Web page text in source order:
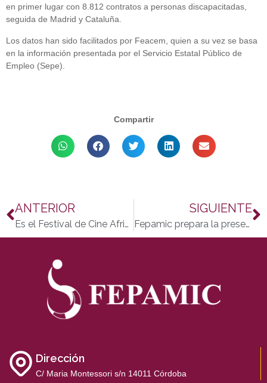
en primer lugar con 8.812 contratos a personas discapacitadas,
seguida de Madrid y Cataluña.
Los datos han sido facilitados por Feacem, quien a su vez se basa
en la información presentada por el Servicio Estatal Público de
Empleo (Sepe).
Compartir
ANTERIOR
Es el Festival de Cine Africano un evento Accesible
SIGUIENTE
Fepamic prepara la presentación de Pinceladas con alma IV
Dirección
C/ Maria Montessori s/n 14011 Córdoba